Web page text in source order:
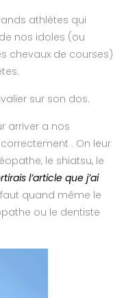
athlètes qui
nos idoles (ou
chevaux de courses)
sur son dos.
arriver a nos
. On leur
le shiatsu, le
l’article que j’ai
quand même le
ou le dentiste